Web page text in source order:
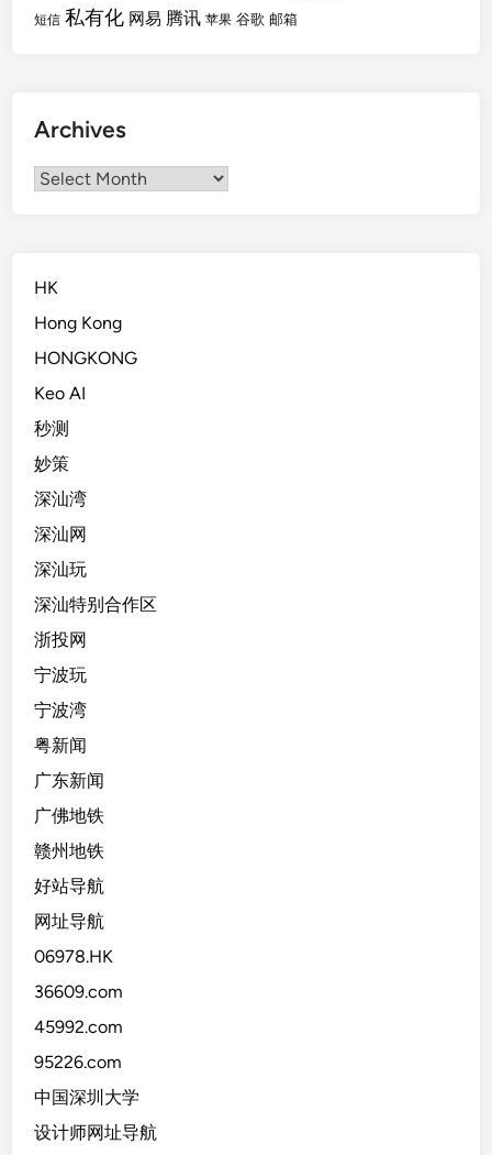
短信 私有化 网易 腾讯 苹果 谷歌 邮箱
Archives
Archives
HK
Hong Kong
HONGKONG
Keo AI
秒测
妙策
深汕湾
深汕网
深汕玩
深汕特别合作区
浙投网
宁波玩
宁波湾
粤新闻
广东新闻
广佛地铁
赣州地铁
好站导航
网址导航
06978.HK
36609.com
45992.com
95226.com
中国深圳大学
设计师网址导航